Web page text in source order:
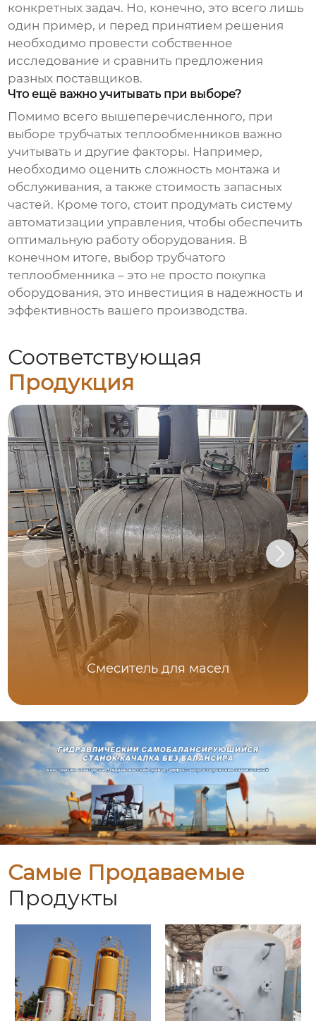
конкретных задач. Но, конечно, это всего лишь
один пример, и перед принятием решения
необходимо провести собственное
исследование и сравнить предложения
разных поставщиков.
Что ещё важно учитывать при выборе?
Помимо всего вышеперечисленного, при
выборетрубчатых теплообменников важно
учитывать и другие факторы. Например,
необходимо оценить сложность монтажа и
обслуживания, а также стоимость запасных
частей. Кроме того, стоит продумать систему
автоматизации управления, чтобы обеспечить
оптимальную работу оборудования. В
конечном итоге, выбортрубчатого
теплообменника – это не просто покупка
оборудования, это инвестиция в надежность и
эффективность вашего производства.
Соответствующая
Продукция
Смеситель для масел
Самые Продаваемые
Продукты